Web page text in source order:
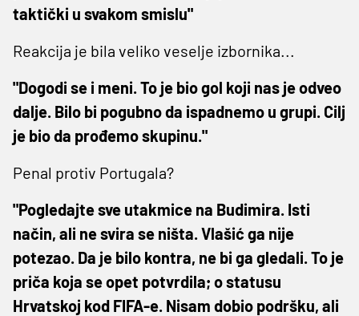
taktički u svakom smislu"
Reakcija je bila veliko veselje izbornika...
"Dogodi se i meni. To je bio gol koji nas je odveo
dalje. Bilo bi pogubno da ispadnemo u grupi. Cilj
je bio da prođemo skupinu."
Penal protiv Portugala?
"Pogledajte sve utakmice na Budimira. Isti
način, ali ne svira se ništa. Vlašić ga nije
potezao. Da je bilo kontra, ne bi ga gledali. To je
priča koja se opet potvrdila; o statusu
Hrvatskoj kod FIFA-e. Nisam dobio podršku, ali